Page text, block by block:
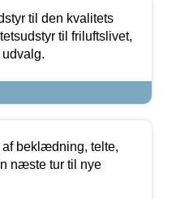
til den kvalitets
til friluftslivet,
af beklædning, telte,
næste tur til nye